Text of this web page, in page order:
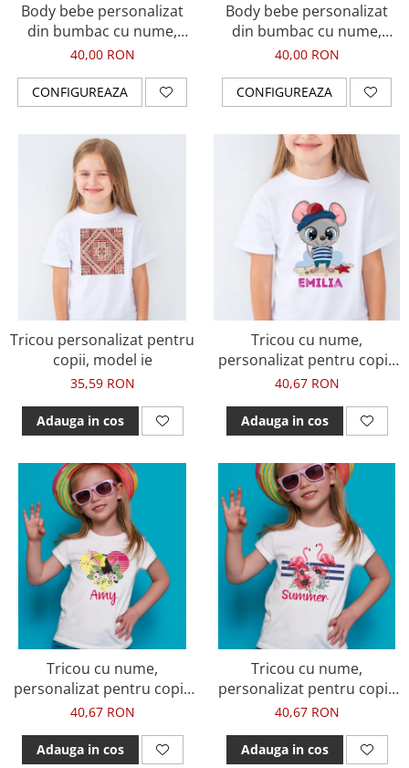
Body bebe personalizat
din bumbac cu nume,
Primul meu Paste, cos cu
fetita
40,00 RON
CONFIGUREAZA
Body bebe personalizat
din bumbac cu nume,
animale jungla, the wild
40,00 RON
CONFIGUREAZA
Tricou personalizat pentru
copii, model ie
35,59 RON
Adauga in cos
Tricou cu nume,
personalizat pentru copii,
cu soricel cu design marin,
40,67 RON
Adauga in cos
Tricou cu nume,
personalizat pentru copii,
cu tucan si inimioara,
40,67 RON
Adauga in cos
Tricou cu nume,
personalizat pentru copii,
cu flamingo si flori, tricou
40,67 RON
Adauga in cos